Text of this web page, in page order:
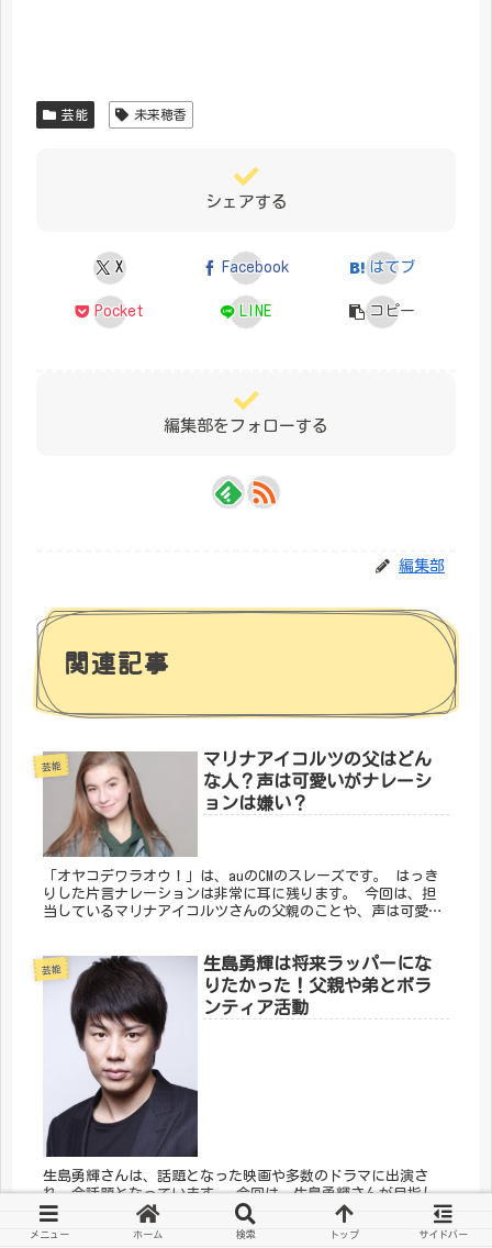
芸能 未来穂香
シェアする
X Facebook はてブ
Pocket LINE コピー
編集部をフォローする
編集部
関連記事
芸能
マリナアイコルツの父はどん
な人？声は可愛いがナレーシ
ョンは嫌い？
「オヤコデワラオウ！」は、auのCMのスレーズです。 はっき
りした片言ナレーションは非常に耳に残ります。 今回は、担
当しているマリナアイコルツさんの父親のことや、声は可愛い
芸能
生島勇輝は将来ラッパーにな
りたかった！父親や弟とボラ
ンティア活動
生島勇輝さんは、話題となった映画や多数のドラマに出演さ
れ、今話題となっています。 今回は、生島勇輝さんが目指し
ていた職業や英会話が得意になった理由と、父親や弟など家族
のこと、そして気仙沼復興支援ボランティア活動についてまと
メニュー ホーム 検索 トップ サイドバー